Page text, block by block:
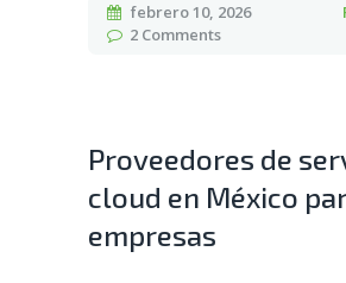
febrero 10, 2026
2 Comments
Proveedores de
cloud en México
empresas